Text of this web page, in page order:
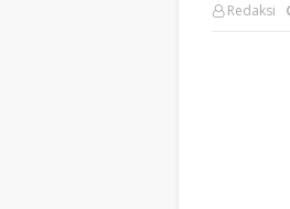
Redaksi